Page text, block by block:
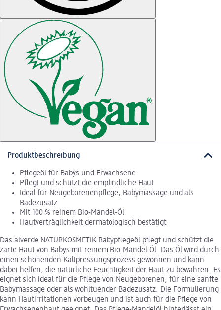
Produktbeschreibung
Pflegeöl für Babys und Erwachsene
Pflegt und schützt die empfindliche Haut
Ideal für Neugeborenenpflege, Babymassage und als
Badezusatz
Mit 100 % reinem Bio-Mandel-Öl
Hautverträglichkeit dermatologisch bestätigt
Das alverde NATURKOSMETIK Babypflegeöl pflegt und schützt die
zarte Haut von Babys mit reinem Bio-Mandel-Öl. Das Öl wird durch
einen schonenden Kaltpressungsprozess gewonnen und kann
dabei helfen, die natürliche Feuchtigkeit der Haut zu bewahren. Es
eignet sich ideal für die Pflege von Neugeborenen, für eine sanfte
Babymassage oder als wohltuender Badezusatz. Die Formulierung
kann Hautirritationen vorbeugen und ist auch für die Pflege von